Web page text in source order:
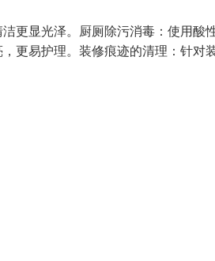
更显光泽。厨厕除污消毒：使用酸
更易护理。装修痕迹的清理：针对